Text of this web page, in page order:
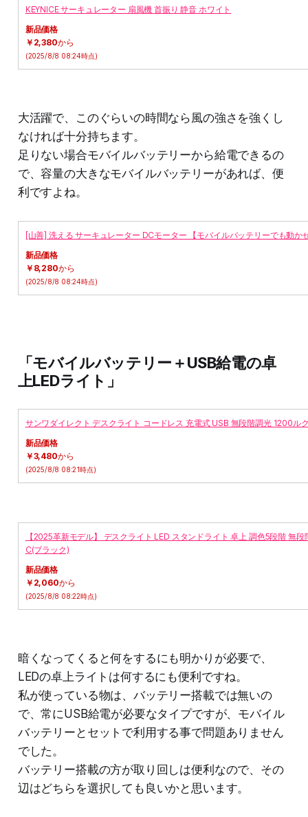
KEYNICE サーキュレーター 扇風機 首振り 静音 ホワイト
新品価格
￥2,380から
(2025/8/8 08:24時点)
大活躍で、このぐらいの時間なら風の強さを強くし
なければ十分持ちます。
足りない場合モバイルバッテリーから給電できるの
で、容量の大きなモバイルバッテリーがあれば、便
利ですよね。
[山善] 洗える サーキュレーター DCモーター 【モバイルバッテリーでも動か
新品価格
￥8,280から
(2025/8/8 08:24時点)
「モバイルバッテリー＋USB給電の卓
上LEDライト」
サンワダイレクト デスクライト コードレス 充電式 USB 無段階調光 1200
新品価格
￥3,480から
(2025/8/8 08:21時点)
【2025革新モデル】 デスクライト LED スタンドライト 卓上 調色5段階 無
C(ブラック)
新品価格
￥2,060から
(2025/8/8 08:22時点)
暗くなってくると何をするにも明かりが必要で、
LEDの卓上ライトは何するにも便利ですね。
私が使っている物は、バッテリー搭載では無いの
で、常にUSB給電が必要なタイプですが、モバイル
バッテリーとセットで利用する事で問題ありません
でした。
バッテリー搭載の方が取り回しは便利なので、その
辺はどちらを選択しても良いかと思います。